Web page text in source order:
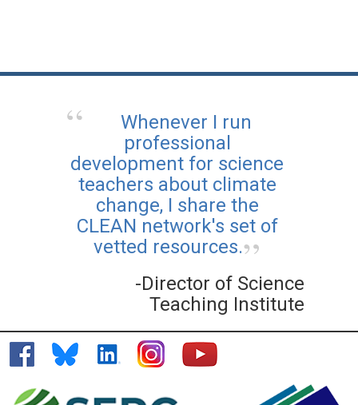
Whenever I run
professional
development for science
teachers about climate
change, I share the
CLEAN network's set of
vetted resources.
-Director of Science
Teaching Institute